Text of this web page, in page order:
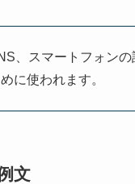
、スマートフォン
に使われます。
文